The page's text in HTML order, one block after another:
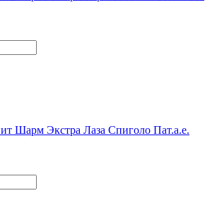
Шарм Экстра Лаза Спиголо Пат.а.е.